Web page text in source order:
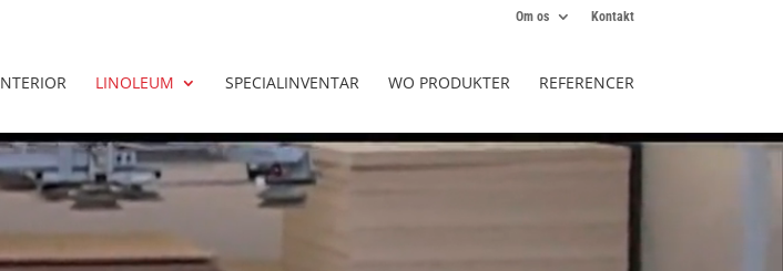
Om os Kontakt
LINOLEUM SPECIALINVENTAR WO PRODUKTER REFERENCER
Videoafspiller